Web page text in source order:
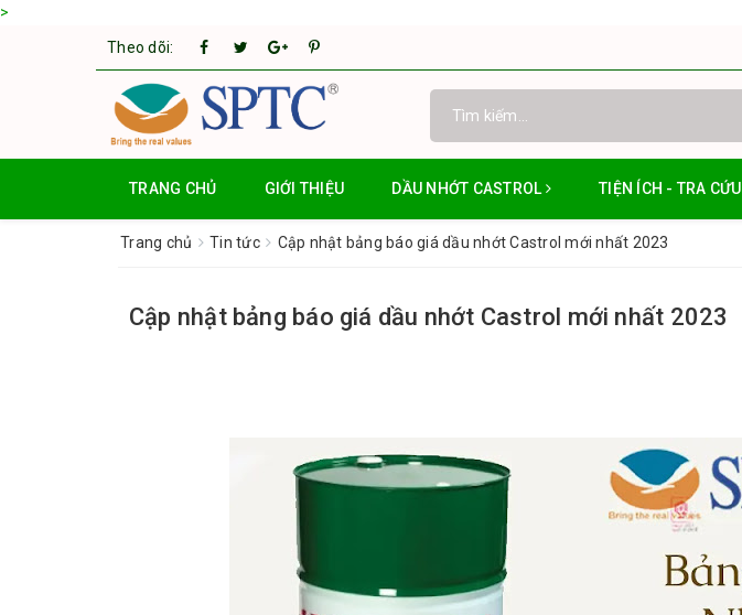
>
Theo dõi:
TRANG CHỦ GIỚI THIỆU DẦU NHỚT CASTROL TIỆN ÍCH - TRA CỨU
Trang chủ Tin tức Cập nhật bảng báo giá dầu nhớt Castrol mới nhất 2023
Cập nhật bảng báo giá dầu nhớt Castrol mới nhất 2023